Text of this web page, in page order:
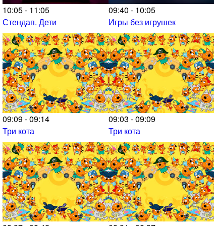
10:05 - 11:05
Стендап. Дети
09:40 - 10:05
Игры без игрушек
09:09 - 09:14
Три кота
09:03 - 09:09
Три кота